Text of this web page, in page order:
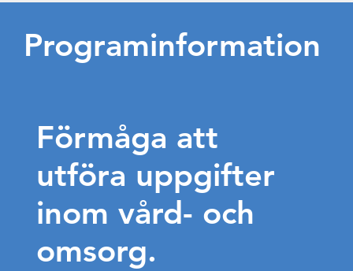
Programinformation
Förmåga att
utföra uppgifter
inom vård- och
omsorg.